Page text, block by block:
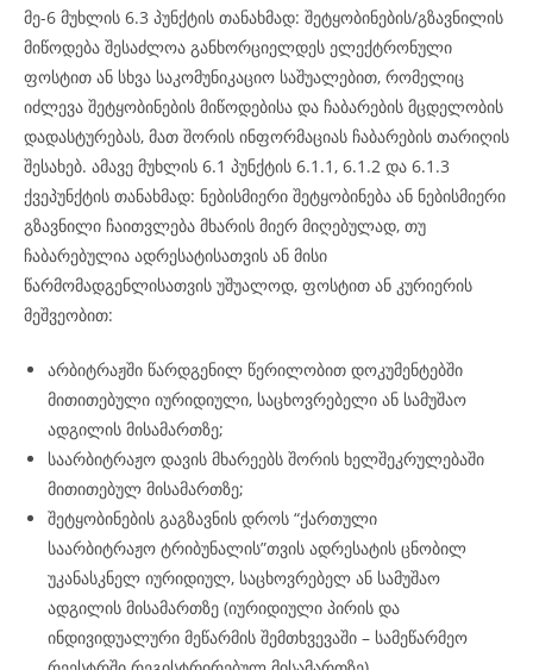
მე-6 მუხლის 6.3 პუნქტის თანახმად: შეტყობინების/გზავნილის
მიწოდება შესაძლოა განხორციელდეს ელექტრონული
ფოსტით ან სხვა საკომუნიკაციო საშუალებით, რომელიც
იძლევა შეტყობინების მიწოდებისა და ჩაბარების მცდელობის
დადასტურებას, მათ შორის ინფორმაციას ჩაბარების თარიღის
შესახებ. ამავე მუხლის 6.1 პუნქტის 6.1.1, 6.1.2 და 6.1.3
ქვეპუნქტის თანახმად: ნებისმიერი შეტყობინება ან ნებისმიერი
გზავნილი ჩაითვლება მხარის მიერ მიღებულად, თუ
ჩაბარებულია ადრესატისათვის ან მისი
წარმომადგენლისათვის უშუალოდ, ფოსტით ან კურიერის
მეშვეობით:
არბიტრაჟში წარდგენილ წერილობით დოკუმენტებში
მითითებული იურიდიული, საცხოვრებელი ან სამუშაო
ადგილის მისამართზე;
საარბიტრაჟო დავის მხარეებს შორის ხელშეკრულებაში
მითითებულ მისამართზე;
შეტყობინების გაგზავნის დროს “ქართული
საარბიტრაჟო ტრიბუნალის”თვის ადრესატის ცნობილ
უკანასკნელ იურიდიულ, საცხოვრებელ ან სამუშაო
ადგილის მისამართზე (იურიდიული პირის და
ინდივიდუალური მეწარმის შემთხვევაში – სამეწარმეო